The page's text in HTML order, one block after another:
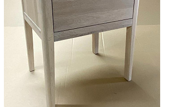
19 175 ₽
Столовая
Буфеты и бары
Комоды для кухни
Лавки и скамьи
Полки и ящики
Столы кофейные и чайные
Столы обеденные
Столы квадратные из массива
Столы круглые из массива
Столы овальные из массива
Столы прямоугольные из массива